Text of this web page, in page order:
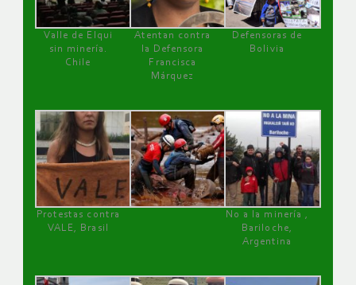
Valle de Elqui
sin minería.
Chile
Atentan contra
la Defensora
Francisca
Márquez
Defensoras de
Bolivia
Protestas contra
VALE, Brasil
No a la minería ,
Bariloche,
Argentina